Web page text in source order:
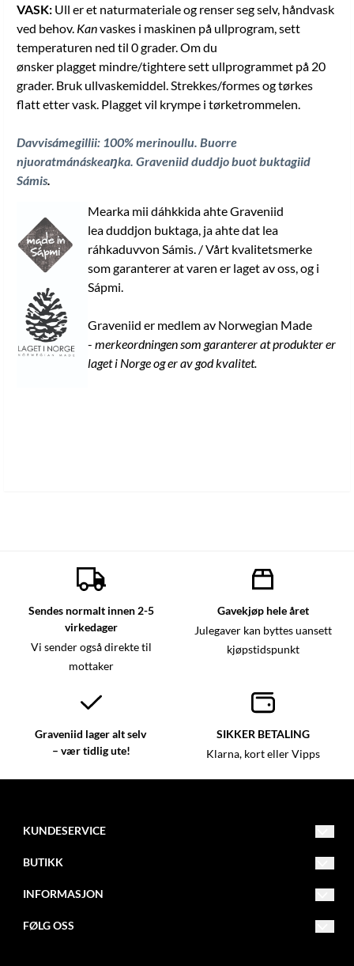
VASK: Ull er et naturmateriale og renser seg selv, håndvask
ved behov. Kanvaskes i maskinen på ullprogram, sett
temperaturen ned til 0 grader. Om du
ønsker plagget mindre/tightere sett ullprogrammet på 20
grader. Bruk ullvaskemiddel. Strekkes/formes og tørkes
flatt etter vask. Plagget vil krympe i tørketrommelen.
Davvisámegillii: 100% merinoullu. Buorre
njuoratmánáskeaŋka. Graveniid duddjo buot buktagiid
Sámis.
Mearka mii dáhkkida ahte Graveniid
lea duddjon buktaga, ja ahte dat lea
ráhkaduvvon Sámis. / Vårt kvalitetsmerke
som garanterer at varen er laget av oss, og i
Sápmi.
Graveniid er medlem av Norwegian Made
- merkeordningen som garanterer at produkter er
laget i Norge og er av god kvalitet.
Sendes normalt innen 2-5
virkedager
Vi sender også direkte til
mottaker
Gavekjøp hele året
Julegaver kan byttes uansett
kjøpstidspunkt
Graveniid lager alt selv
– vær tidlig ute!
SIKKER BETALING
Klarna, kort eller Vipps
KUNDESERVICE
kundeservice@graveniid.no
Jorbajeakkáš 24, 9731 Karasjok
BUTIKK
INFORMASJON
Om oss
FØLG OSS